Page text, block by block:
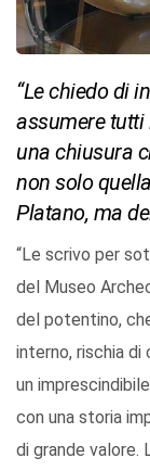
“Le chiedo di
assumere tutti
una chiusura
non solo
Platano, ma
“Le scrivo per
del Museo
del potentino,
interno, rischia
un
con una storia
di grande valore.